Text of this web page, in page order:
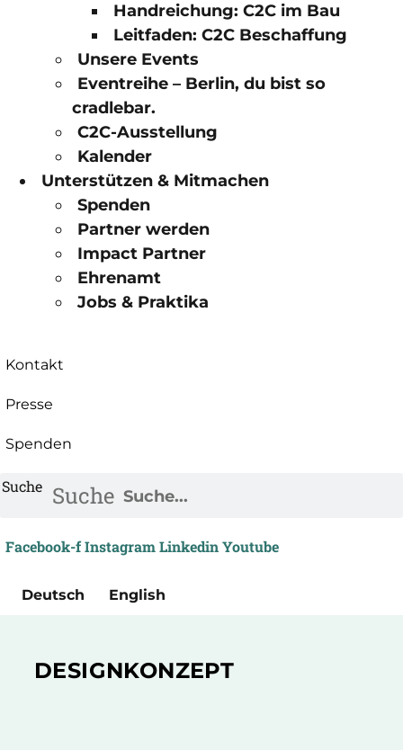
Handreichung: C2C im Bau
Leitfaden: C2C Beschaffung
Unsere Events
Eventreihe – Berlin, du bist so
cradlebar.
C2C-Ausstellung
Kalender
Unterstützen & Mitmachen
Spenden
Partner werden
Impact Partner
Ehrenamt
Jobs & Praktika
Kontakt
Presse
Spenden
Suche Suche
Facebook-fInstagramLinkedinYoutube
Deutsch English
DESIGNKONZEPT